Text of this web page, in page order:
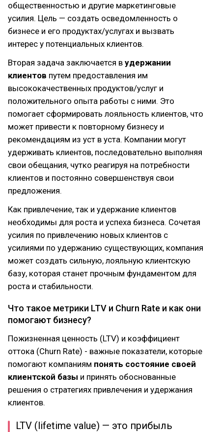
общественностью и другие маркетинговые
усилия. Цель — создать осведомленность о
бизнесе и его продуктах/услугах и вызвать
интерес у потенциальных клиентов.
Вторая задача заключается в удержании
клиентов путем предоставления им
высококачественных продуктов/услуг и
положительного опыта работы с ними. Это
помогает сформировать лояльность клиентов, что
может привести к повторному бизнесу и
рекомендациям из уст в уста. Компании могут
удерживать клиентов, последовательно выполняя
свои обещания, чутко реагируя на потребности
клиентов и постоянно совершенствуя свои
предложения.
Как привлечение, так и удержание клиентов
необходимы для роста и успеха бизнеса. Сочетая
усилия по привлечению новых клиентов с
усилиями по удержанию существующих, компания
может создать сильную, лояльную клиентскую
базу, которая станет прочным фундаментом для
роста и стабильности.
Что такое метрики LTV и Churn Rate и как они
помогают бизнесу?
Пожизненная ценность (LTV) и коэффициент
оттока (Churn Rate) - важные показатели, которые
помогают компаниям понять состояние своей
клиентской базы и принять обоснованные
решения о стратегиях привлечения и удержания
клиентов.
LTV (lifetime value) — это прибыль